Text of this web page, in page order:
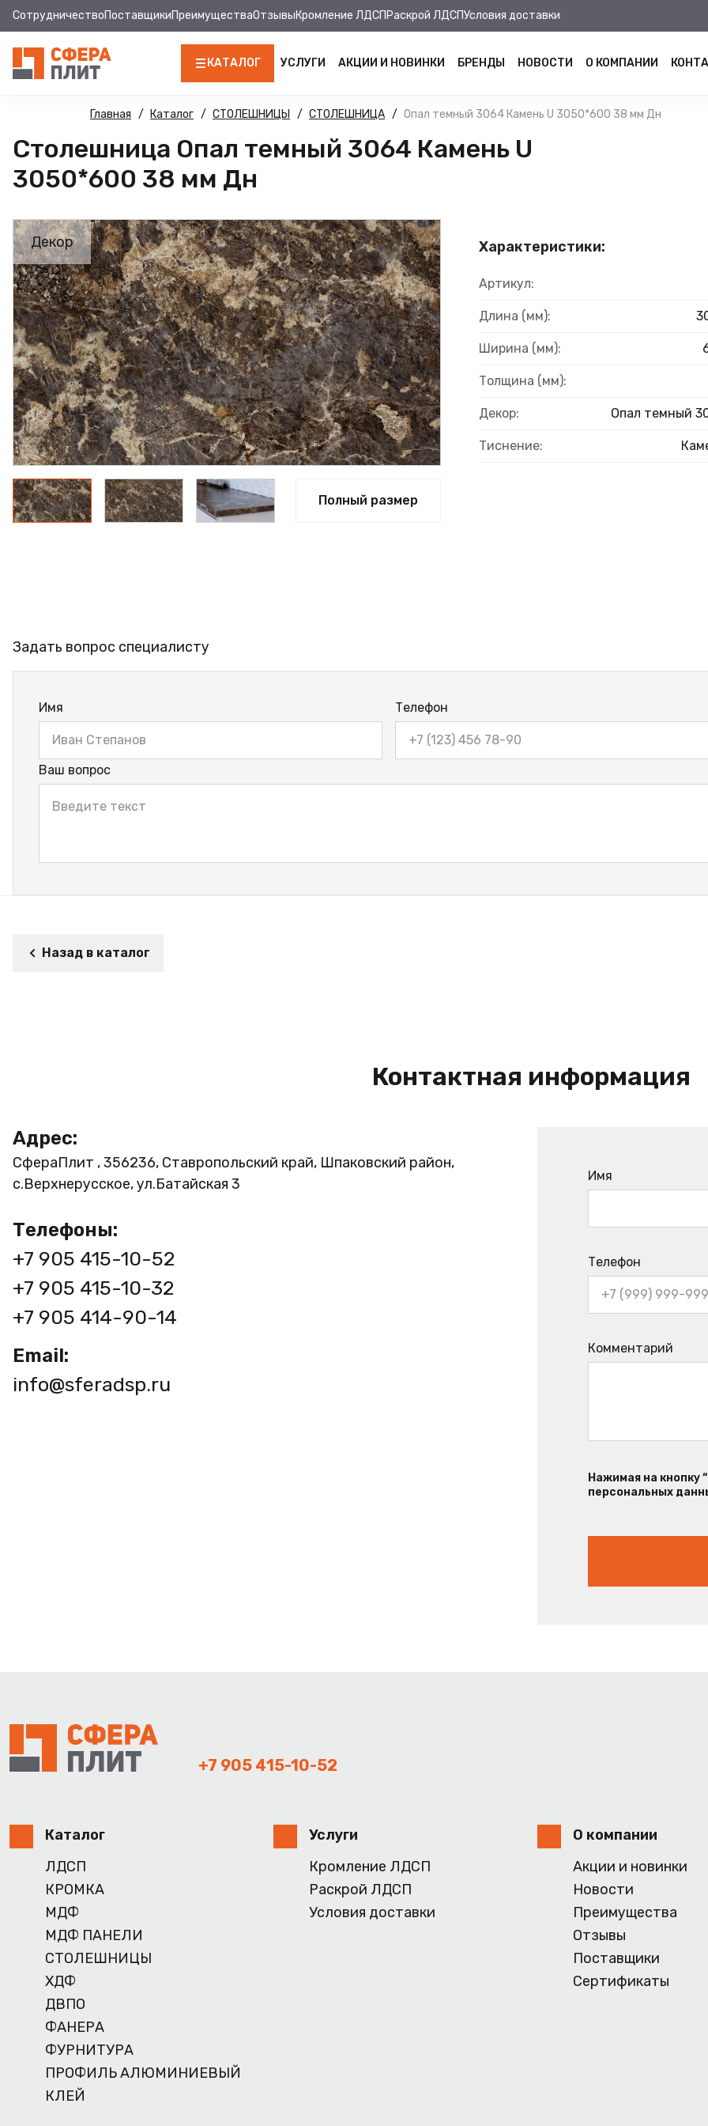
СотрудничествоПоставщикиПреимуществаОтзывыКромление ЛДСП Раскрой ЛДСПУсловия доставки
КАТАЛОГ
ЛДСП
КРОМКА
МДФ
МДФ ПАНЕЛИ
СТОЛЕШНИЦЫ
ХДФ
ДВПО
ФАНЕРА
ФУРНИТУРА
ПРОФИЛЬ АЛЮМИНИЕВЫЙ
КЛЕЙ
РАСПРОДАЖА
УСЛУГИ АКЦИИ И НОВИНКИ БРЕНДЫ НОВОСТИ О КОМПАНИИ
Главная Каталог СТОЛЕШНИЦЫ СТОЛЕШНИЦА Опал темный 3064 Камень U 3050*600 38 мм Дн
Столешница Опал темный 3064 Камень U
3050*600 38 мм Дн
Декор
Полный размер
Характеристики:
Артикул:
Длина (мм):
Ширина (мм):
Толщина (мм):
Декор: Опал темный
Тиснение:
Задать вопрос специалисту
Имя Телефон
Ваш вопрос
Назад в каталог
Контактная информация
Адрес:
СфераПлит , 356236, Ставропольский край, Шпаковский район,
с.Верхнерусское, ул.Батайская 3
Телефоны:
+7 905 415-10-52
+7 905 415-10-32
+7 905 414-90-14
Email:
info@sferadsp.ru
Имя
Телефон
Комментарий
Нажимая на кнопку
персональных
+7 905 415-10-52
Каталог
ЛДСП
КРОМКА
МДФ
МДФ ПАНЕЛИ
СТОЛЕШНИЦЫ
ХДФ
ДВПО
ФАНЕРА
ФУРНИТУРА
ПРОФИЛЬ АЛЮМИНИЕВЫЙ
КЛЕЙ
Услуги
Кромление ЛДСП
Раскрой ЛДСП
Условия доставки
О компании
Акции и новинки
Новости
Преимущества
Отзывы
Поставщики
Сертификаты